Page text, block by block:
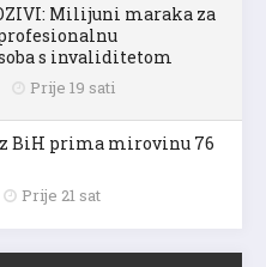
Milijuni maraka za
s invaliditetom
Prije 19 sati
BiH prima mirovinu 76
Prije 21 sat